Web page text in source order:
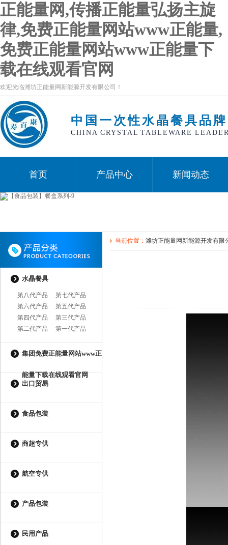
正能量网,传播正能量弘扬主旋
律,免费正能量网站www正能量,
免费正能量网站www正能量下
载在线观看官网
欢迎光临潍坊正能量网新能源开发有限公司！
中国一次性水晶餐具品牌
CHINA CRYSTAL TABLEWARE
首页 产品中心 新闻动态
水晶餐具
第八代产品
第七代产品
第六代产品
第五代产品
第四代产品
第三代产品
第二代产品
第一代产品
集团免费正能量网站www正
能量下载在线观看官网
出口贸易
食品包装
商超专供
航空专供
产品包装
民用产品
当前位置： 潍坊正能量网新能源开发有限